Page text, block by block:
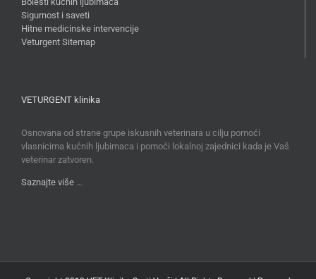
Sigurnost i saveti
Hitne medicinske intervencije
Veturgent Sitemap
VETURGENT klinika
Osnovana od strane grupe iskusnih veterinara u cilju pomoći
vlasnicima kućnih ljubimaca i pomoći lokalnoj zajednici kada je Vaš
veterinar zatvoren.
Saznajte više …